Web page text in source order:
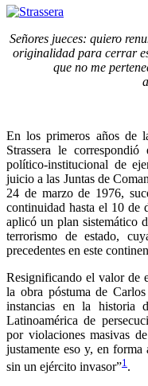
Señores jueces: quiero
originalidad para cerrar
que no me
En los primeros años de
Strassera le
político-institucional de
juicio a las Juntas de
24 de marzo de 1976,
continuidad hasta el 10 de
aplicó un plan sistemático
terrorismo de estado,
precedentes en este
Resignificando el valor de
la obra póstuma de
instancias en la historia
Latinoamérica de
por violaciones masivas
justamente eso y, en forma
sin un ejército invasor”1 .